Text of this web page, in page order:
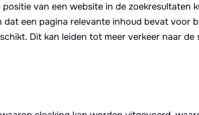
van een website in de zoekresultaten
dat een pagina relevante inhoud bevat voor
Dit kan leiden tot meer verkeer naar